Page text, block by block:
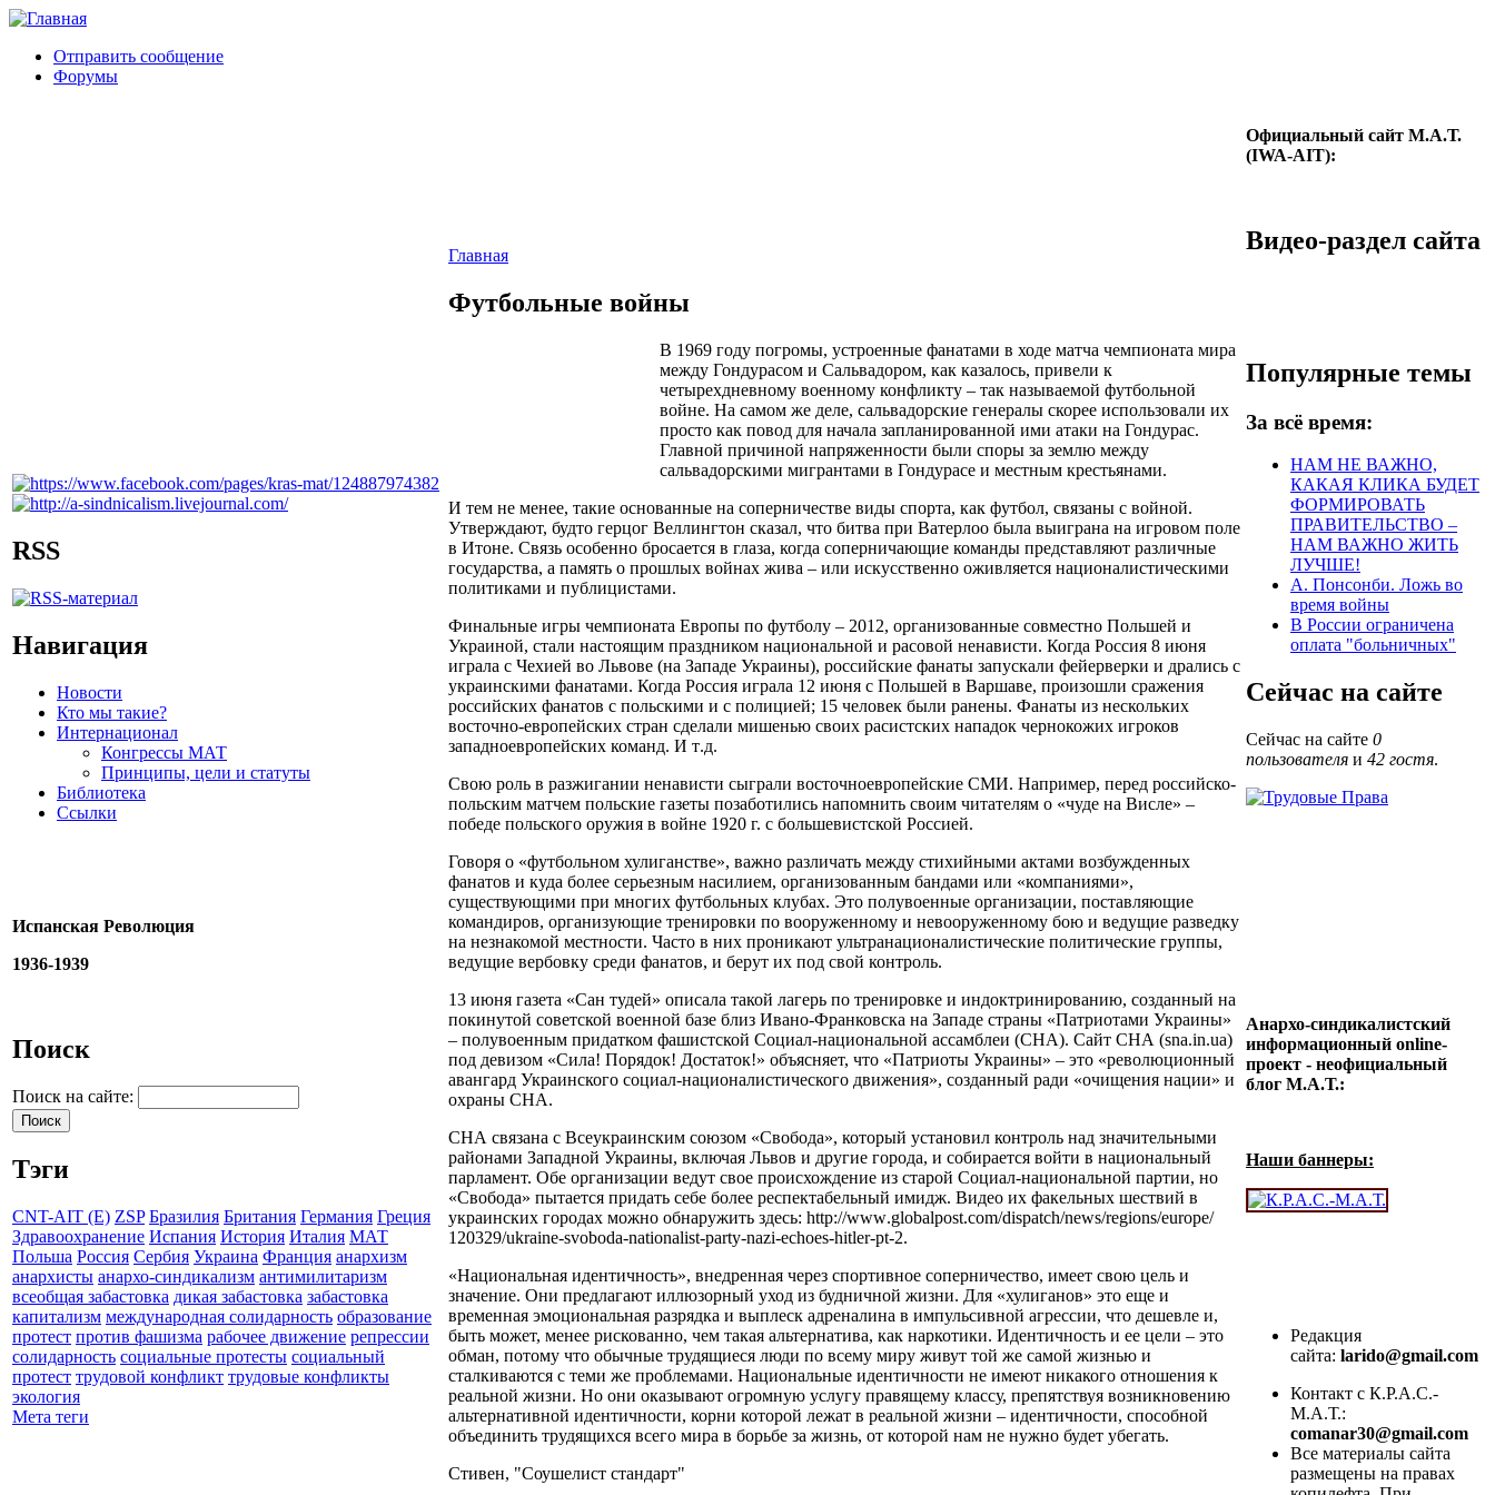
Отправить сообщение
Форумы
RSS
Навигация
Новости
Кто мы такие?
Интернационал
Конгрессы МАТ
Принципы, цели и статуты
Библиотека
Ссылки
Испанская Революция
1936-1939
Поиск
Поиск на сайте:
Тэги
CNT-AIT (E) ZSP Бразилия Британия Германия Греция
Здравоохранение Испания История Италия МАТ
Польша Россия Сербия Украина Франция анархизм
анархисты анархо-синдикализм антимилитаризм
всеобщая забастовка дикая забастовка забастовка
капитализм международная солидарность образование
протест против фашизма рабочее движение репрессии
солидарность социальные протесты социальный
протест трудовой конфликт трудовые конфликты
экология
Мета теги
Главная
Футбольные войны
В 1969 году погромы, устроенные фанатами в ходе матча чемпионата мира
между Гондурасом и Сальвадором, как казалось, привели к
четырехдневному военному конфликту – так называемой футбольной
войне. На самом же деле, сальвадорские генералы скорее использовали их
просто как повод для начала запланированной ими атаки на Гондурас.
Главной причиной напряженности были споры за землю между
сальвадорскими мигрантами в Гондурасе и местным крестьянами.
И тем не менее, такие основанные на соперничестве виды спорта, как футбол, связаны с войной.
Утверждают, будто герцог Веллингтон сказал, что битва при Ватерлоо была выиграна на игровом поле
в Итоне. Связь особенно бросается в глаза, когда соперничающие команды представляют различные
государства, а память о прошлых войнах жива – или искусственно оживляется националистическими
политиками и публицистами.
Финальные игры чемпионата Европы по футболу – 2012, организованные совместно Польшей и
Украиной, стали настоящим праздником национальной и расовой ненависти. Когда Россия 8 июня
играла с Чехией во Львове (на Западе Украины), российские фанаты запускали фейерверки и дрались с
украинскими фанатами. Когда Россия играла 12 июня с Польшей в Варшаве, произошли сражения
российских фанатов с польскими и с полицией; 15 человек были ранены. Фанаты из нескольких
восточно-европейских стран сделали мишенью своих расистских нападок чернокожих игроков
западноевропейских команд. И т.д.
Свою роль в разжигании ненависти сыграли восточноевропейские СМИ. Например, перед российско-
польским матчем польские газеты позаботились напомнить своим читателям о «чуде на Висле» –
победе польского оружия в войне 1920 г. с большевистской Россией.
Говоря о «футбольном хулиганстве», важно различать между стихийными актами возбужденных
фанатов и куда более серьезным насилием, организованным бандами или «компаниями»,
существующими при многих футбольных клубах. Это полувоенные организации, поставляющие
командиров, организующие тренировки по вооруженному и невооруженному бою и ведущие разведку
на незнакомой местности. Часто в них проникают ультранационалистические политические группы,
ведущие вербовку среди фанатов, и берут их под свой контроль.
13 июня газета «Сан тудей» описала такой лагерь по тренировке и индоктринированию, созданный на
покинутой советской военной базе близ Ивано-Франковска на Западе страны «Патриотами Украины»
– полувоенным придатком фашистской Социал-национальной ассамблеи (СНА). Сайт СНА (sna.in.ua)
под девизом «Сила! Порядок! Достаток!» объясняет, что «Патриоты Украины» – это «революционный
авангард Украинского социал-националистического движения», созданный ради «очищения нации» и
охраны СНА.
СНА связана с Всеукраинским союзом «Свобода», который установил контроль над значительными
районами Западной Украины, включая Львов и другие города, и собирается войти в национальный
парламент. Обе организации ведут свое происхождение из старой Социал-национальной партии, но
«Свобода» пытается придать себе более респектабельный имидж. Видео их факельных шествий в
украинских городах можно обнаружить здесь: http://www.globalpost.com/dispatch/news/regions/europe/
120329/ukraine-svoboda-nationalist-party-nazi-echoes-hitler-pt-2.
«Национальная идентичность», внедренная через спортивное соперничество, имеет свою цель и
значение. Они предлагают иллюзорный уход из будничной жизни. Для «хулиганов» это еще и
временная эмоциональная разрядка и выплеск адреналина в импульсивной агрессии, что дешевле и,
быть может, менее рискованно, чем такая альтернатива, как наркотики. Идентичность и ее цели – это
обман, потому что обычные трудящиеся люди по всему миру живут той же самой жизнью и
сталкиваются с теми же проблемами. Национальные идентичности не имеют никакого отношения к
реальной жизни. Но они оказывают огромную услугу правящему классу, препятствуя возникновению
альтернативной идентичности, корни которой лежат в реальной жизни – идентичности, способной
объединить трудящихся всего мира в борьбе за жизнь, от которой нам не нужно будет убегать.
Стивен, "Соушелист стандарт"
Официальный сайт М.А.Т.
(IWA-AIT):
Видео-раздел сайта
Популярные темы
За всё время:
НАМ НЕ ВАЖНО,
КАКАЯ КЛИКА БУДЕТ
ФОРМИРОВАТЬ
ПРАВИТЕЛЬСТВО –
НАМ ВАЖНО ЖИТЬ
ЛУЧШЕ!
А. Понсонби. Ложь во
время войны
В России ограничена
оплата "больничных"
Сейчас на сайте
Сейчас на сайте 0
пользователя и 42 гостя.
Анархо-синдикалистский
информационный online-
проект - неофициальный
блог М.А.Т.:
Наши баннеры:
Редакция
сайта: larido@gmail.com
Контакт с К.Р.А.С.-
М.А.Т.:
comanar30@gmail.com
Все материалы сайта
размещены на правах